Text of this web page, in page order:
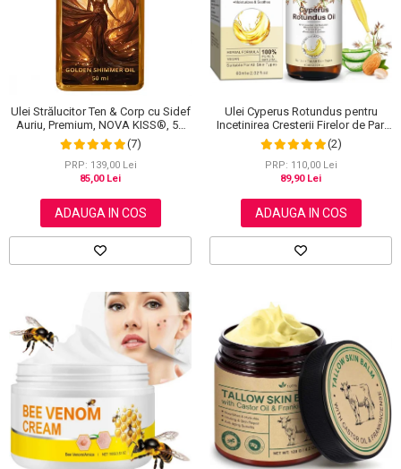
Scrub / Balsam de buze
Netestate pe Animale
Ulei Strălucitor Ten & Corp cu Sidef
Auriu, Premium, NOVA KISS®, 50
ml
(7)
PRP: 139,00 Lei
85,00 Lei
ADAUGA IN COS
Ulei Cyperus Rotundus pentru
Incetinirea Cresterii Firelor de Par,
Formula 100% Naturala, NOVA
KISS®, 60 ml
(2)
PRP: 110,00 Lei
89,90 Lei
ADAUGA IN COS